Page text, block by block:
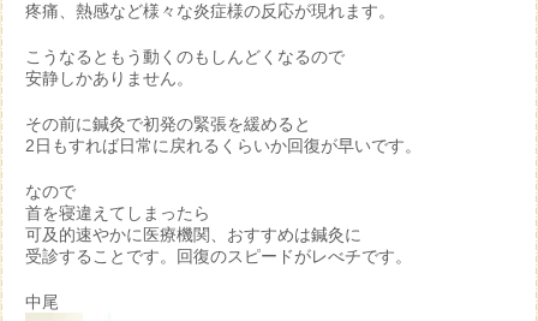
疼痛、熱感など様々な炎症様の反応が現れます。
こうなるともう動くのもしんどくなるので
安静しかありません。
その前に鍼灸で初発の緊張を緩めると
2日もすれば日常に戻れるくらいか回復が早いです。
なので
首を寝違えてしまったら
可及的速やかに医療機関、おすすめは鍼灸に
受診することです。回復のスピードがレべチです。
中尾